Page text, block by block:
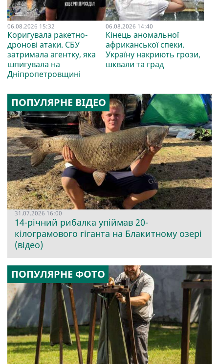
06.08.2026 15:32
Коригувала ракетно-
дронові атаки. СБУ
затримала агентку, яка
шпигувала на
Дніпропетровщині
06.08.2026 14:40
Кінець аномальної
африканської спеки.
Україну накриють грози,
шквали та град
ПОПУЛЯРНЕ ВІДЕО
31.07.2026 16:00
14-річний рибалка упіймав 20-
кілограмового гіганта на Блакитному озері
(відео)
ПОПУЛЯРНЕ ФОТО